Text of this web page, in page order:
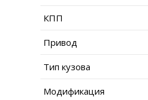
КПП
Привод
Тип кузова
Модификация